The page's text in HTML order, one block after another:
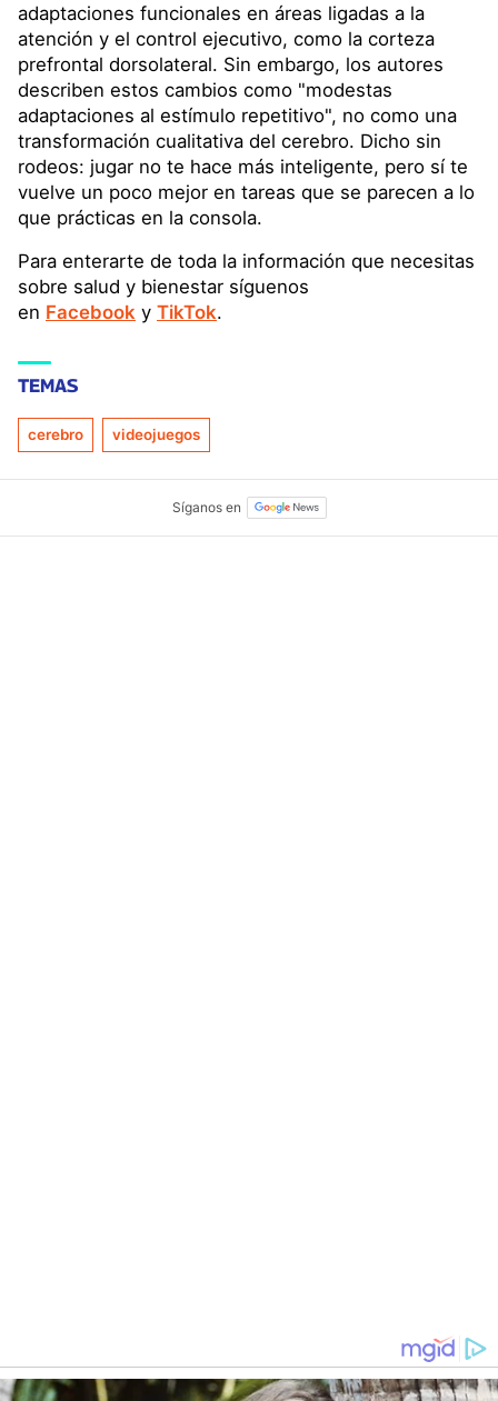
adaptaciones funcionales en áreas ligadas a la
atención y el control ejecutivo, como la corteza
prefrontal dorsolateral. Sin embargo, los autores
describen estos cambios como "modestas
adaptaciones al estímulo repetitivo", no como una
transformación cualitativa del cerebro. Dicho sin
rodeos: jugar no te hace más inteligente, pero sí te
vuelve un poco mejor en tareas que se parecen a lo
que prácticas en la consola.
Para enterarte de toda la información que necesitas
sobre salud y bienestar síguenos
en Facebook y TikTok.
TEMAS
cerebro videojuegos